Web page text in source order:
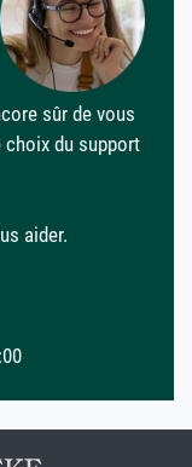
sûr de vous
du support
aider.